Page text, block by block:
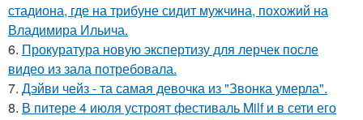
стадиона, где на трибуне сидит мужчина, похожий на
Владимира Ильича.
6. Прокуратура новую экспертизу для лерчек после
видео из зала потребовала.
7. Дэйви чейз - та самая девочка из "Звонка умерла".
8. В питере 4 июля устроят фестиваль Milf и в сети его